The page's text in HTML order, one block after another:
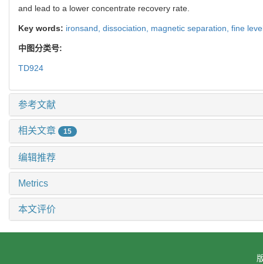
and lead to a lower concentrate recovery rate.
Key words: ironsand, dissociation, magnetic separation, fine
中图分类号:
TD924
参考文献
相关文章 15
编辑推荐
Metrics
本文评价